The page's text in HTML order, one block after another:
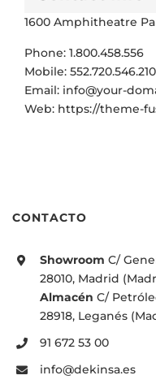
1600 Amphitheatre
Phone: 1.800.458.556
Mobile: 552.720.546.210
Email: info@your-
Web: https://theme-
CONTACTO
Showroom C/
28010, Madrid
Almacén C/
28918, Leganés
91 672 53 00
info@dekinsa.es